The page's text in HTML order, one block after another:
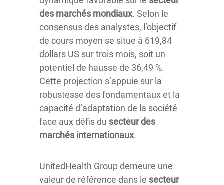
des marchés mondiaux. Selon le
consensus des analystes, l’objectif
de cours moyen se situe à 619,84
dollars US sur trois mois, soit un
potentiel de hausse de 36,49 %.
Cette projection s’appuie sur la
robustesse des fondamentaux et la
capacité d’adaptation de la société
face aux défis du secteur des
marchés internationaux.
UnitedHealth Group demeure une
valeur de référence dans le secteur